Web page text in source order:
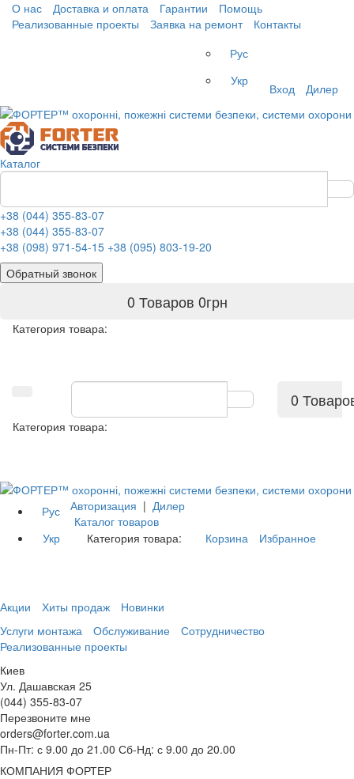
О нас Доставка и оплата Гарантии
Помощь
Реализованные проекты
Заявка на ремонт
Контакты
Рус
Укр
Вход Дилер
Каталог
+38 (044) 355-83-07
+38 (044) 355-83-07
+38 (098) 971-54-15 +38 (095) 803-19-20
Обратный звонок
0 Товаров 0грн
Категория товара:
0
Категория товара:
Рус
Укр
Авторизация | Дилер
Каталог товаров
Категория товара:
Корзина Избранное
Акции Хиты продаж
Новинки
Услуги монтажа
Обслуживание
Сотрудничество
Реализованные проекты
Киев
Ул. Дашавская 25
(044) 355-83-07
Перезвоните мне
orders@forter.com.ua
Пн-Пт: с 9.00 до 21.00 Сб-Нд: с 9.00 до 20.00
КОМПАНИЯ ФОРТЕР